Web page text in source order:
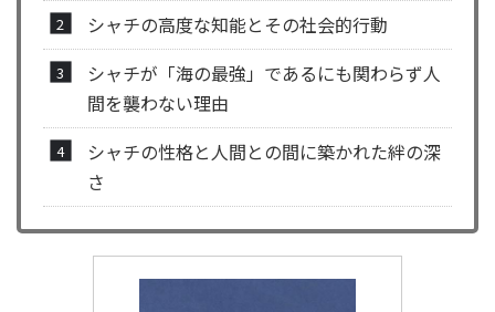
シャチの高度な知能とその社会的行動
シャチが「海の最強」であるにも関わらず人
間を襲わない理由
シャチの性格と人間との間に築かれた絆の深
さ